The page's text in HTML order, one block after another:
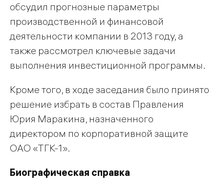
обсудил прогнозные параметры
производственной и финансовой
деятельности компании в 2013 году, а
также рассмотрел ключевые задачи
выполнения инвестиционной программы.
Кроме того, в ходе заседания было принято
решение избрать в состав Правления
Юрия Маракина, назначенного
директором по корпоративной защите
ОАО «ТГК-1».
Биографическая справка